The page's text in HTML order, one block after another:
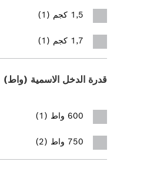
1,5 كجم (1)
1,7 كجم (1)
قدرة الدخل الاسمية (واط)
600 واط (1)
750 واط (2)